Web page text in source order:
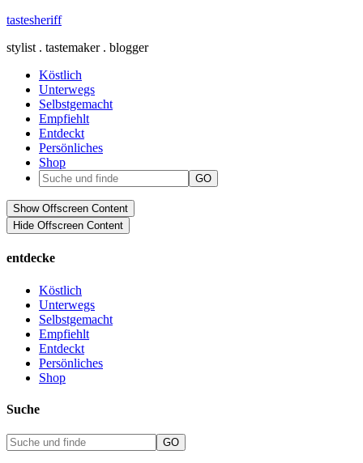
tastesheriff
stylist . tastemaker . blogger
Köstlich
Unterwegs
Selbstgemacht
Empfiehlt
Entdeckt
Persönliches
Shop
Show Offscreen Content
Hide Offscreen Content
entdecke
Köstlich
Unterwegs
Selbstgemacht
Empfiehlt
Entdeckt
Persönliches
Shop
Suche